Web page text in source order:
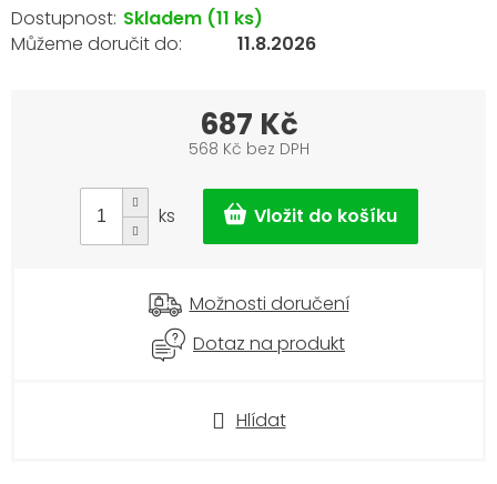
Hlídat
Skladem (11 ks)
11.8.2026
687 Kč
568 Kč bez DPH
cena:
ks
Možnosti doručení
Dotaz na produkt